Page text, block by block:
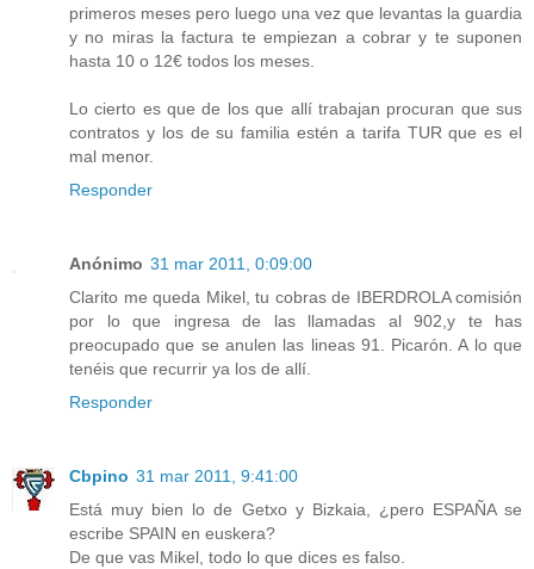
primeros meses pero luego una vez que levantas la guardia
y no miras la factura te empiezan a cobrar y te suponen
hasta 10 o 12€ todos los meses.
Lo cierto es que de los que allí trabajan procuran que sus
contratos y los de su familia estén a tarifa TUR que es el
mal menor.
Responder
Anónimo 31 mar 2011, 0:09:00
Clarito me queda Mikel, tu cobras de IBERDROLA comisión
por lo que ingresa de las llamadas al 902,y te has
preocupado que se anulen las lineas 91. Picarón. A lo que
tenéis que recurrir ya los de allí.
Responder
Cbpino 31 mar 2011, 9:41:00
Está muy bien lo de Getxo y Bizkaia, ¿pero ESPAÑA se
escribe SPAIN en euskera?
De que vas Mikel, todo lo que dices es falso.